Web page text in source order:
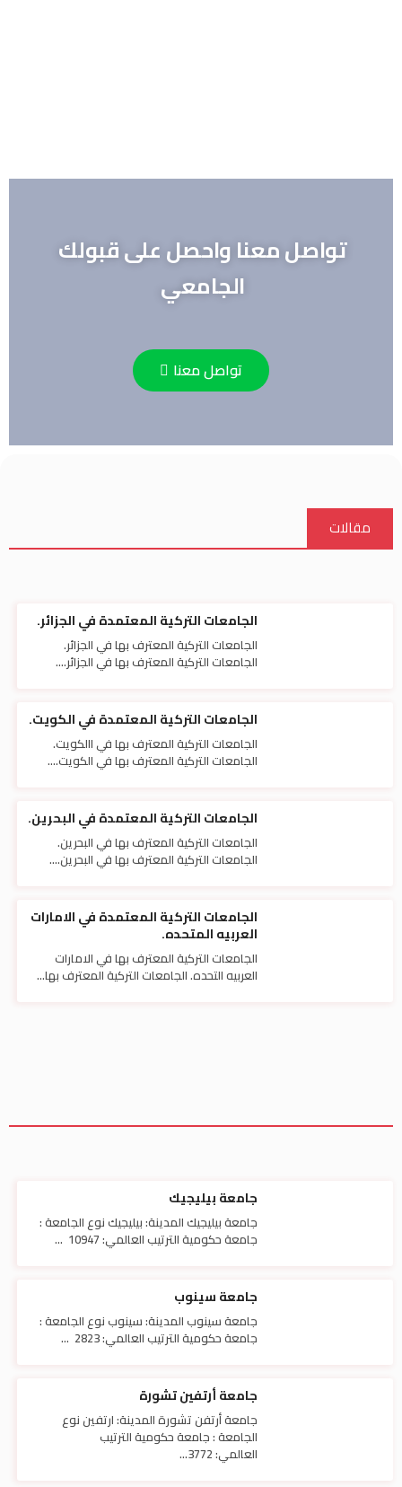
تواصل معنا واحصل على قبولك
الجامعي
تواصل معنا
مقالات
الجامعات التركية المعتمدة في الجزائر.
الجامعات التركية المعترف بها في الجزائر.
الجامعات التركية المعترف بها في الجزائر....
الجامعات التركية المعتمدة في الكويت.
الجامعات التركية المعترف بها في االكويت.
الجامعات التركية المعترف بها في الكويت....
الجامعات التركية المعتمدة في البحرين.
الجامعات التركية المعترف بها في البحرين.
الجامعات التركية المعترف بها في البحرين....
الجامعات التركية المعتمدة في الامارات
العربيه المتحده.
الجامعات التركية المعترف بها في الامارات
العربيه التحده. الجامعات التركية المعترف بها...
جامعة بيليجيك
جامعة بيليجيك المدينة: بيليجيك نوع الجامعة :
جامعة حكومية الترتيب العالمي: 10947 ...
جامعة سينوب
جامعة سينوب المدينة: سينوب نوع الجامعة :
جامعة حكومية الترتيب العالمي: 2823 ...
جامعة أرتفين تشورة
جامعة أرتفن تشورة المدينة: ارتفين نوع
الجامعة : جامعة حكومية الترتيب
العالمي: 3772...